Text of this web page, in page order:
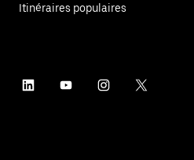
Itinéraires populaires